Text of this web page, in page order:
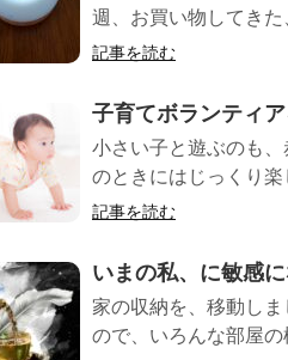
週、お買い物してきた
記事を読む
子育てボランティ
小さい子と遊ぶのも
のときにはじっくり
記事を読む
いまの私、に敏感
家の収納を、移動し
ので、いろんな部屋